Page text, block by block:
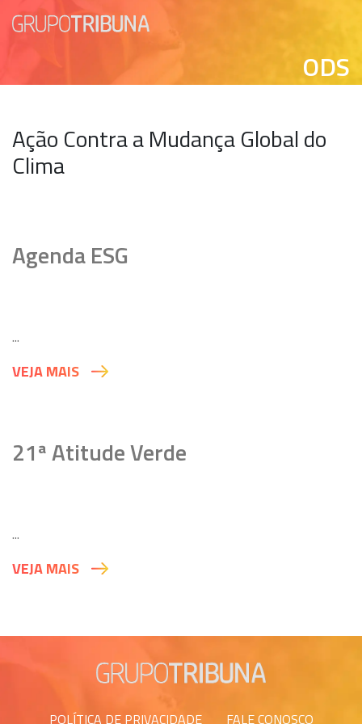
ODS
Ação Contra a Mudança Global do
Clima
Agenda ESG
...
VEJA MAIS
21ª Atitude Verde
...
VEJA MAIS
POLÍTICA DE PRIVACIDADE FALE CONOSCO